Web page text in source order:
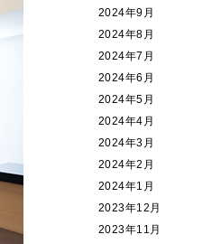
2024年9月
2024年8月
2024年7月
2024年6月
2024年5月
2024年4月
2024年3月
2024年2月
2024年1月
2023年12月
2023年11月